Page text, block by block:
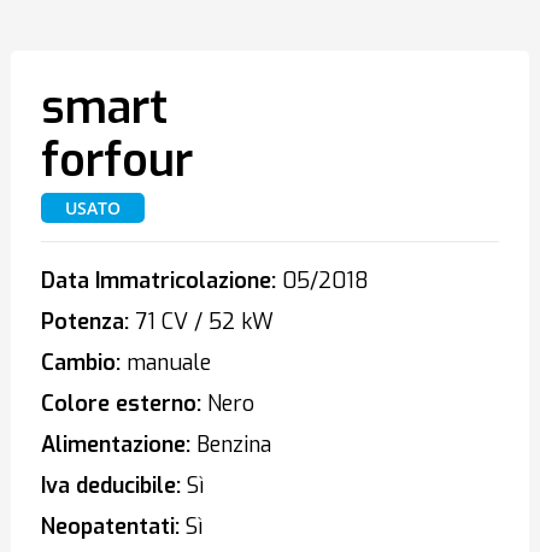
smart
forfour
USATO
Data Immatricolazione:05/2018
Potenza:71 CV / 52 kW
Cambio:manuale
Colore esterno:Nero
Alimentazione:Benzina
Iva deducibile:Sì
Neopatentati:Sì